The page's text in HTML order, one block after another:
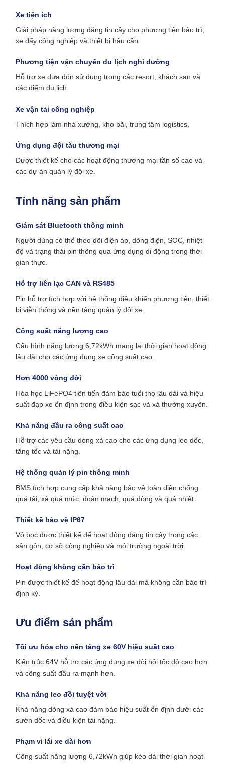
Xe tiện ích
Giải pháp năng lượng đáng tin cậy cho phương tiện bảo trì,
xe đẩy công nghiệp và thiết bị hậu cần.
Phương tiện vận chuyển du lịch nghỉ dưỡng
Hỗ trợ xe đưa đón sử dụng trong các resort, khách sạn và
các điểm du lịch.
Xe vận tải công nghiệp
Thích hợp làm nhà xưởng, kho bãi, trung tâm logistics.
Ứng dụng đội tàu thương mại
Được thiết kế cho các hoạt động thương mại tần số cao và
các dự án quản lý đội xe.
Tính năng sản phẩm
Giám sát Bluetooth thông minh
Người dùng có thể theo dõi điện áp, dòng điện, SOC, nhiệt
độ và trạng thái pin thông qua ứng dụng di động trong thời
gian thực.
Hỗ trợ liên lạc CAN và RS485
Pin hỗ trợ tích hợp với hệ thống điều khiển phương tiện, thiết
bị viễn thông và nền tảng quản lý đội xe.
Công suất năng lượng cao
Cấu hình năng lượng 6,72kWh mang lại thời gian hoạt động
lâu dài cho các ứng dụng xe công suất cao.
Hơn 4000 vòng đời
Hóa học LiFePO4 tiên tiến đảm bảo tuổi thọ lâu dài và hiệu
suất đạp xe ổn định trong điều kiện sạc và xả thường xuyên.
Khả năng đầu ra công suất cao
Hỗ trợ các yêu cầu dòng xả cao cho các ứng dụng leo dốc,
tăng tốc và tải nặng.
Hệ thống quản lý pin thông minh
BMS tích hợp cung cấp khả năng bảo vệ toàn diện chống
quá tải, xả quá mức, đoản mạch, quá dòng và quá nhiệt.
Thiết kế bảo vệ IP67
Vỏ bọc được thiết kế để hoạt động đáng tin cậy trong các
sân gôn, cơ sở công nghiệp và môi trường ngoài trời.
Hoạt động không cần bảo trì
Pin được thiết kế để hoạt động lâu dài mà không cần bảo trì
định kỳ.
Ưu điểm sản phẩm
Tối ưu hóa cho nền tảng xe 60V hiệu suất cao
Kiến trúc 64V hỗ trợ các ứng dụng xe đòi hỏi tốc độ cao hơn
và công suất đầu ra mạnh hơn.
Khả năng leo đồi tuyệt vời
Khả năng dòng xả cao đảm bảo hiệu suất ổn định dưới các
sườn dốc và điều kiện tải nặng.
Phạm vi lái xe dài hơn
Công suất năng lượng 6,72kWh giúp kéo dài thời gian hoạt